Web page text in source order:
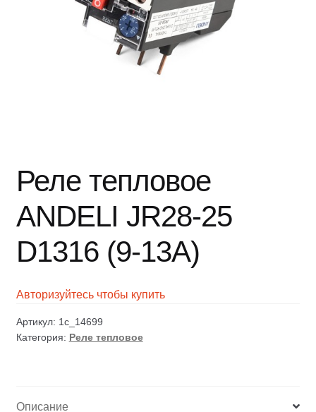
Реле тепловое
ANDELI JR28-25
D1316 (9-13А)
Авторизуйтесь чтобы купить
Артикул: 1c_14699
Категория: Реле тепловое
Описание